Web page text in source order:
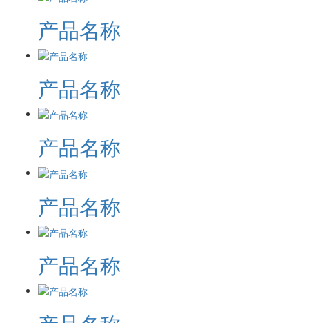
产品名称
产品名称
产品名称
产品名称
产品名称